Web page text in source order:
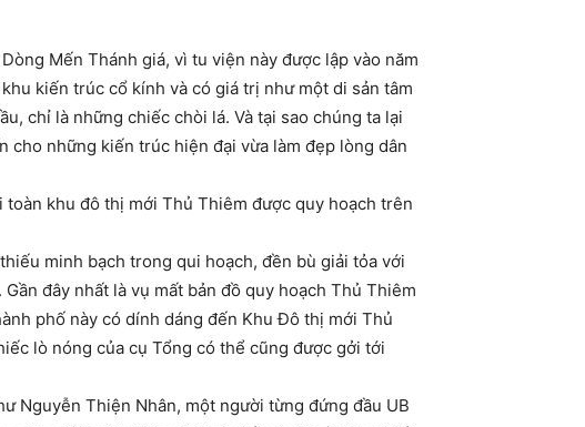
Mến Thánh giá, vì tu viện này được lập vào năm
kiến trúc cổ kính và có giá trị như một di sản tâm
chỉ là những chiếc chòi lá. Và tại sao chúng ta lại
cho những kiến trúc hiện đại vừa làm đẹp lòng dân
khu đô thị mới Thủ Thiêm được quy hoạch trên
minh bạch trong qui hoạch, đền bù giải tỏa với
đây nhất là vụ mất bản đồ quy hoạch Thủ Thiêm
phố này có dính dáng đến Khu Đô thị mới Thủ
lò nóng của cụ Tổng có thể cũng được gởi tới
Nguyễn Thiện Nhân, một người từng đứng đầu UB